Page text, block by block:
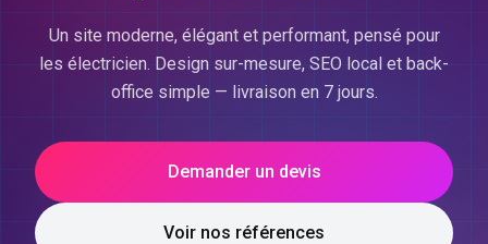
Un site moderne, élégant et performant, pensé pour
les électricien. Design sur-mesure, SEO local et back-
office simple — livraison en 7 jours.
Demander un devis
Voir nos références